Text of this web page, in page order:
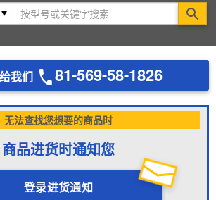
我们 81-569-58-1826
无法查找您想要的商品时
商品进货时通知您
登录进货通知